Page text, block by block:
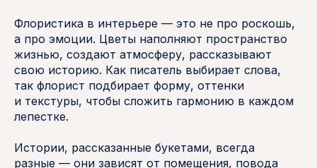
Флористика в интерьере — это не про роскошь,
а про эмоции. Цветы наполняют пространство
жизнью, создают атмосферу, рассказывают
свою историю. Как писатель выбирает слова,
так флорист подбирает форму, оттенки
и текстуры, чтобы сложить гармонию в каждом
лепестке.
Истории, рассказанные букетами, всегда
разные — они зависят от помещения, повода